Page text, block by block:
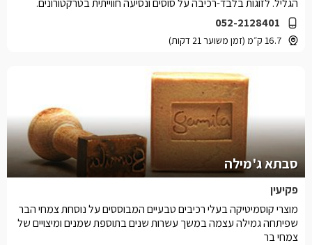
052-2128401
16.7 ק״מ (זמן משוער 21 דקות)
הגליל. לזוגות בלבד-רכיבה על סוסים ונסיעה חווייתית בטרקטורונים.
סבתא ג'מילה
פקיעין
מוצרי קוסמיטיקה בעלי רכיבים טבעיים המבוססים על נוסחת צמחי הבר
שפיתחה גמילה עצמה במשך עשרות שנים בתוספת שמנים ומיצויים של
צמחי בר